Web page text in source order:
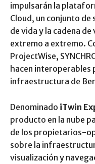
impulsarán la
Cloud, un conjunto de
de vida y la cadena
extremo a extremo.
ProjectWise,
hacen interoperables
infraestructura de
Denominado iTwin
producto en la nube
de los propietarios-
sobre la
visualización y